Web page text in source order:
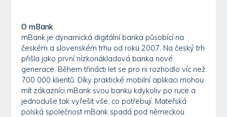
O mBank
mBank je dynamická digitální banka působící na
českém a slovenském trhu od roku 2007. Na český trh
přišla jako první nízkonákladová banka nové
generace. Během třinácti let se pro ni rozhodlo víc než
700 000 klientů. Díky praktické mobilní aplikaci mohou
mít zákazníci mBank svou banku kdykoliv po ruce a
jednoduše tak vyřešit vše, co potřebují. Mateřská
polská společnost mBank spadá pod německou